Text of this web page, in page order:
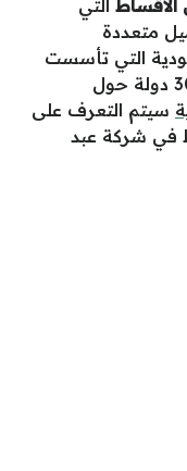
التي
متعددة
التي تأسست
عام 1945 والمتواجدة في أكثر من 30 دولة حول
سيتم التعرف على
في شركة عبد